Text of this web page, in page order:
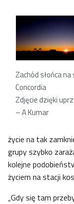
Zachód słońca
Concordia
Zdjęcie dzięki
– A Kumar
życie na tak
grupy szybko
kolejne
życiem na stacji
„Gdy się tam